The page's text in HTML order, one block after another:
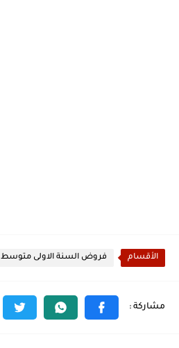
الأقسام فروض السنة الاولى متوسط